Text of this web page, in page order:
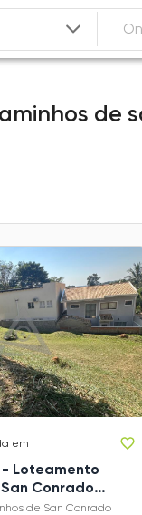
de
em
Loteamento
Conrado
de San Conrado